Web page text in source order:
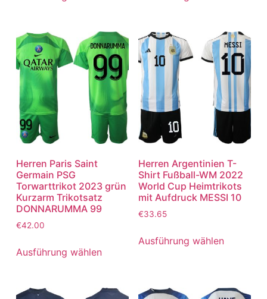
Herren Paris Saint
Germain PSG
Torwarttrikot 2023 grün
Kurzarm Trikotsatz
DONNARUMMA 99
€42.00
Ausführung wählen
Herren Argentinien T-
Shirt Fußball-WM 2022
World Cup Heimtrikots
mit Aufdruck MESSI 10
€33.65
Ausführung wählen